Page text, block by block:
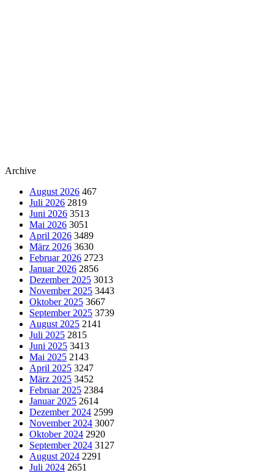
Archive
August 2026 467
Juli 2026 2819
Juni 2026 3513
Mai 2026 3051
April 2026 3489
März 2026 3630
Februar 2026 2723
Januar 2026 2856
Dezember 2025 3013
November 2025 3443
Oktober 2025 3667
September 2025 3739
August 2025 2141
Juli 2025 2815
Juni 2025 3413
Mai 2025 2143
April 2025 3247
März 2025 3452
Februar 2025 2384
Januar 2025 2614
Dezember 2024 2599
November 2024 3007
Oktober 2024 2920
September 2024 3127
August 2024 2291
Juli 2024 2651